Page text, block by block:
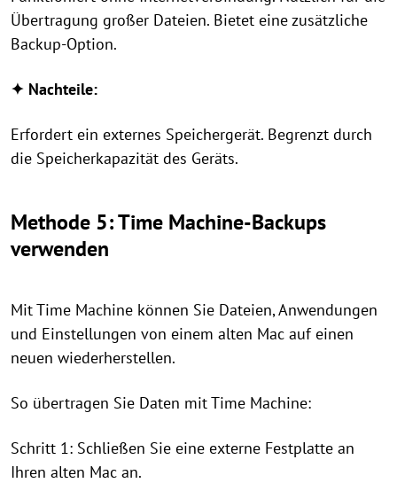
Übertragung großer Dateien. Bietet eine zusätzliche
Backup-Option.
✦ Nachteile:
Erfordert ein externes Speichergerät. Begrenzt durch
die Speicherkapazität des Geräts.
Methode 5: Time Machine-Backups
verwenden
Mit Time Machine können Sie Dateien, Anwendungen
und Einstellungen von einem alten Mac auf einen
neuen wiederherstellen.
So übertragen Sie Daten mit Time Machine:
Schritt 1: Schließen Sie eine externe Festplatte an
Ihren alten Mac an.